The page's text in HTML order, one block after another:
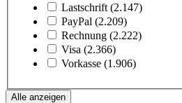
Lastschrift (2.147)
PayPal (2.209)
Rechnung (2.222)
Visa (2.366)
Vorkasse (1.906)
Alle anzeigen